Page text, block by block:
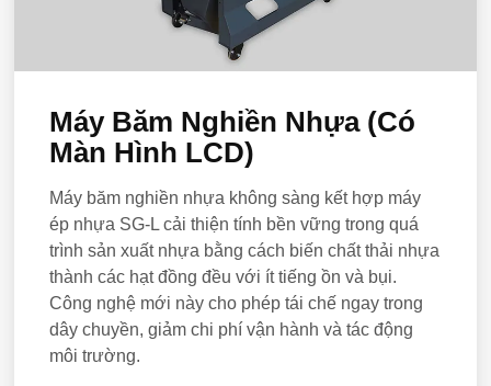
Máy Băm Nghiền Nhựa (Có
Màn Hình LCD)
Máy băm nghiền nhựa không sàng kết hợp máy
ép nhựa SG-L cải thiện tính bền vững trong quá
trình sản xuất nhựa bằng cách biến chất thải nhựa
thành các hạt đồng đều với ít tiếng ồn và bụi.
Công nghệ mới này cho phép tái chế ngay trong
dây chuyền, giảm chi phí vận hành và tác động
môi trường.